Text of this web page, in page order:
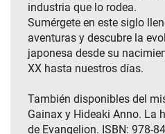
industria que lo rodea.
Sumérgete en este siglo
aventuras y descubre la
japonesa desde su
XX hasta nuestros días.
También disponibles del
Gainax y Hideaki Anno. La
de Evangelion. ISBN: 978-